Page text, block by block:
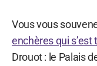
Vous vous
enchères qui
Drouot : le Palais